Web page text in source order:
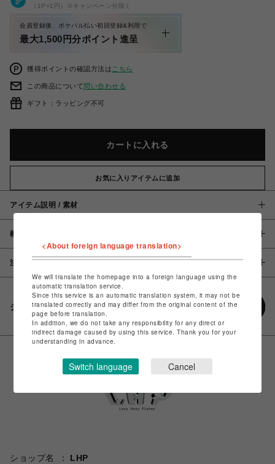
（1P=1円）※キャンペーン分除く
会員登録後、ポケパル払い初回登録&利用で
最大1,500円分ポイント進呈
獲得ポイントの確認方法は こちら
この商品について問い合わせる
ギフト：ラッピング不可
カートに入れる
お気に入りアイテムに追加
アイテム説明 / 素材
概要
注意事項
シェアする
ショップ名
LHP
<About foreign language translation>
We will translate the homepage into a foreign language using the
automatic translation service.
Since this service is an automatic translation system, it may not be
translated correctly and may differ from the original content of the
page before translation.
In addition, we do not take any responsibility for any direct or
indirect damage caused by using this service. Thank you for your
understanding in advance.
Switch language Cancel